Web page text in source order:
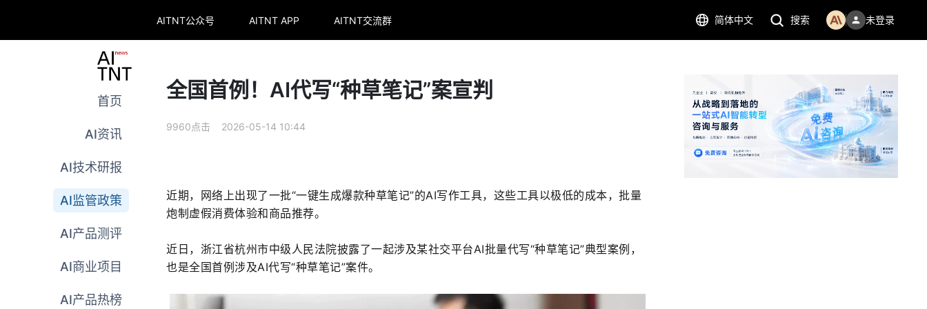
AITNT公众号 AITNT APP AITNT交流群 简体中文 搜索 未登录
首页
AI资讯
AI技术研报
AI监管政策
AI产品测评
AI商业项目
AI产品热榜
全国首例！AI代写“种草笔记”案宣判
9960点击 2026-05-14 10:44
近期，网络上出现了一批“一键生成爆款种草笔记”的AI写作工具，这些工具以极低的成本，批量
炮制虚假消费体验和商品推荐。
近日，浙江省杭州市中级人民法院披露了一起涉及某社交平台AI批量代写“种草笔记”典型案例，
也是全国首例涉及AI代写“种草笔记”案件。